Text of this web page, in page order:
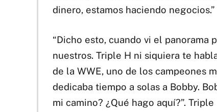
dinero, estamos haciendo negocios.”
“Dicho esto, cuando vi el panorama
nuestros. Triple H ni siquiera te
de la WWE, uno de los campeones
dedicaba tiempo a solas a Bobby.
mi camino? ¿Qué hago aquí?”.